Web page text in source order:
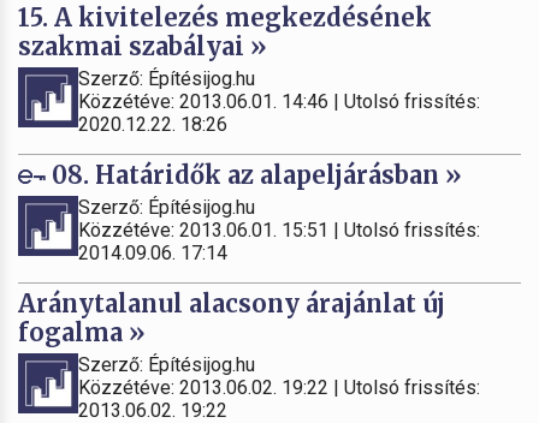
15. A kivitelezés megkezdésének
szakmai szabályai »
Szerző: Építésijog.hu
Közzétéve: 2013.06.01. 14:46 | Utolsó frissítés:
2020.12.22. 18:26
08. Határidők az alapeljárásban »
Szerző: Építésijog.hu
Közzétéve: 2013.06.01. 15:51 | Utolsó frissítés:
2014.09.06. 17:14
Aránytalanul alacsony árajánlat új
fogalma »
Szerző: Építésijog.hu
Közzétéve: 2013.06.02. 19:22 | Utolsó frissítés:
2013.06.02. 19:22